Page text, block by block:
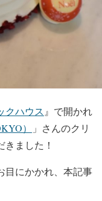
クハウス 』で開かれ
）
」さんのクリ
ました！
目にかかれ、本記事